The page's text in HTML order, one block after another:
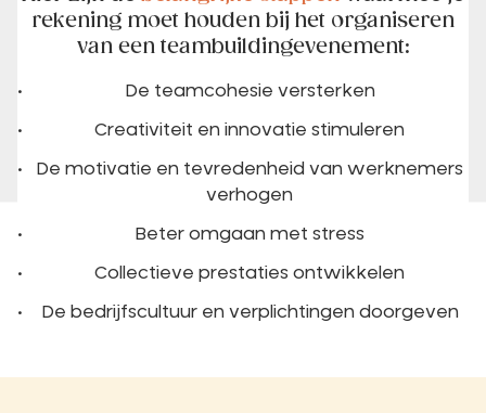
rekening moet houden bij het organiseren
van een teambuildingevenement:
De teamcohesie versterken
Creativiteit en innovatie stimuleren
De motivatie en tevredenheid van werknemers
verhogen
Beter omgaan met stress
Collectieve prestaties ontwikkelen
De bedrijfscultuur en verplichtingen doorgeven